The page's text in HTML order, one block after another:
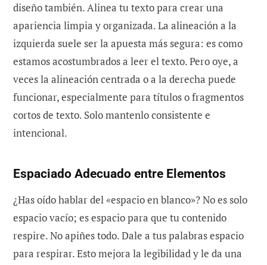
diseño también. Alinea tu texto para crear una
apariencia limpia y organizada. La alineación a la
izquierda suele ser la apuesta más segura: es como
estamos acostumbrados a leer el texto. Pero oye, a
veces la alineación centrada o a la derecha puede
funcionar, especialmente para títulos o fragmentos
cortos de texto. Solo mantenlo consistente e
intencional.
Espaciado Adecuado entre Elementos
¿Has oído hablar del «espacio en blanco»? No es solo
espacio vacío; es espacio para que tu contenido
respire. No apiñes todo. Dale a tus palabras espacio
para respirar. Esto mejora la legibilidad y le da una